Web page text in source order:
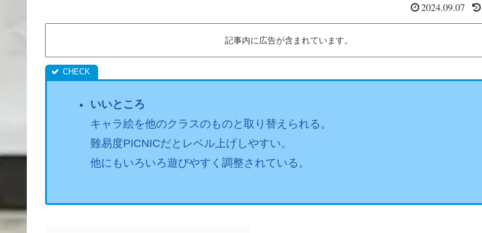
2024.09.07
記事内に広告が含まれています。
いいところ
キャラ絵を他のクラスのものと取り替えられる。
難易度PICNICだとレベル上げしやすい。
他にもいろいろ遊びやすく調整されている。